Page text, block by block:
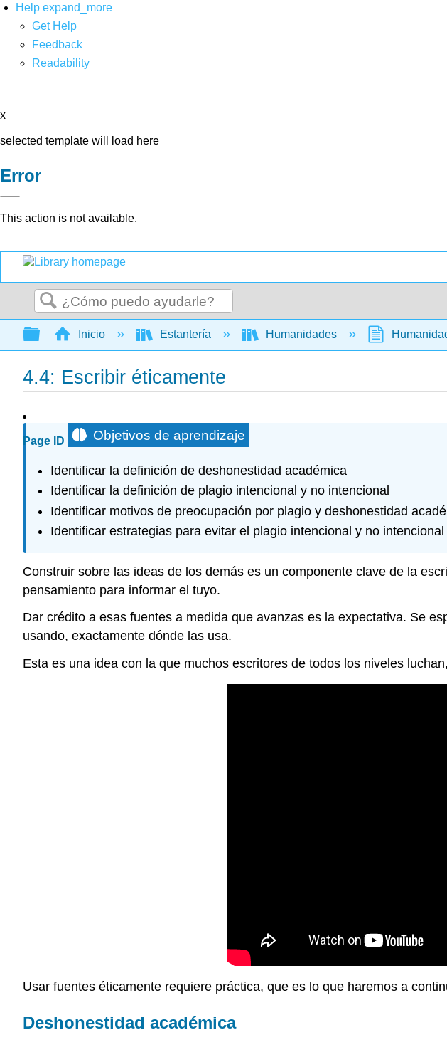
Help expand_more
Get Help
Feedback
Readability
x
selected template will load here
Error
This action is not available.
Buscar
Expandir/contraer jerarquía global
Inicio Estantería Humanidades
4.4: Escribir éticamente
Page ID Objetivos de aprendizaje
Identificar la definición de deshonestidad académica
Identificar la definición de plagio intencional y no intencional
Identificar motivos de preocupación por plagio y deshonestidad
Identificar estrategias para evitar el plagio intencional y no
Construir sobre las ideas de los demás es un componente clave de la
pensamiento para informar el tuyo.
Dar crédito a esas fuentes a medida que avanzas es la expectativa. Se
usando, exactamente dónde las usa.
Esta es una idea con la que muchos escritores de todos los niveles
Usar fuentes éticamente requiere práctica, que es lo que haremos a
Deshonestidad académica